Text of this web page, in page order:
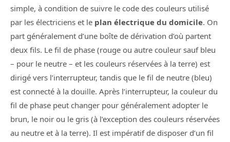
simple, à condition de suivre le code des couleurs utilisé
par les électriciens et le plan électrique du domicile. On
part généralement d’une boîte de dérivation d’où partent
deux fils. Le fil de phase (rouge ou autre couleur sauf bleu
– pour le neutre – et les couleurs réservées à la terre) est
dirigé vers l’interrupteur, tandis que le fil de neutre (bleu)
est connecté à la douille. Après l’interrupteur, la couleur du
fil de phase peut changer pour généralement adopter le
brun, le noir ou le gris (à l’exception des couleurs réservées
au neutre et à la terre). Il est impératif de disposer d’un fil